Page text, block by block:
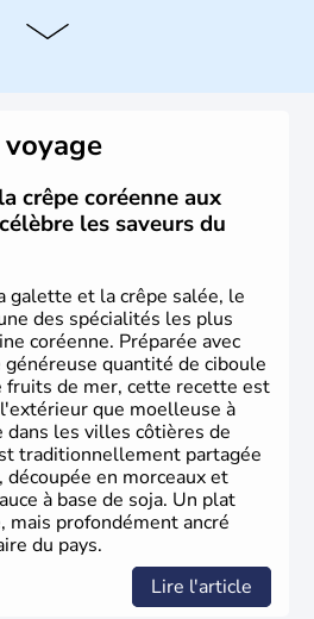
en sont les deux
pays partage sa culture avec la
Olympiques s’y sont déroulés en
Coupe du Monde de football en
le Japon.
crêpe coréenne aux
les saveurs du
galette et la crêpe salée, le
des spécialités les plus
coréenne. Préparée avec
quantité de ciboule
de mer, cette recette est
que moelleuse à
les villes côtières de
traditionnellement partagée
en morceaux et
à base de soja. Un plat
mais profondément ancré
du pays.
Lire l'article